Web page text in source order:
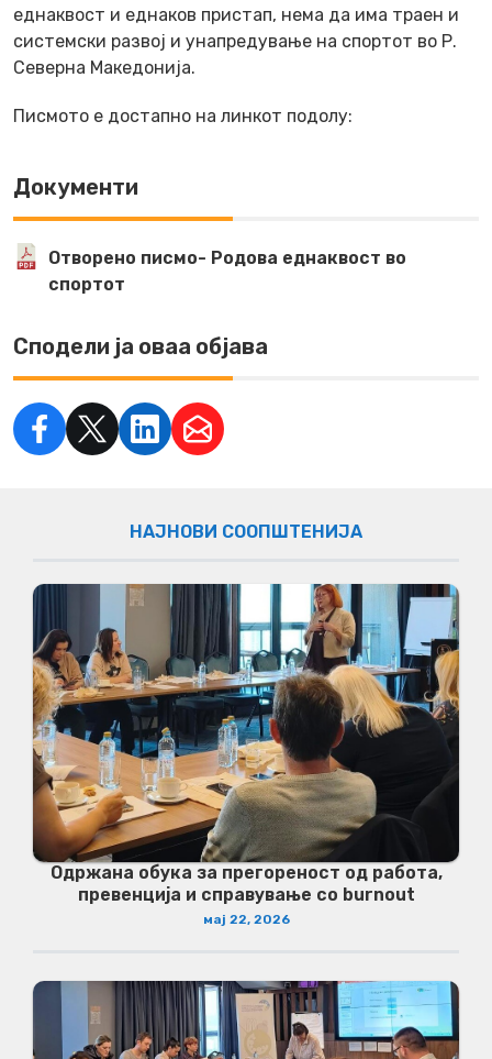
еднаквост и еднаков пристап, нема да има траен и
системски развој и унапредување на спортот во Р.
Северна Македонија.
Писмото е достапно на линкот подолу:
Документи
Отворено писмо- Родова еднаквост во
спортот
Сподели ја оваа објава
НАЈНОВИ СООПШТЕНИЈА
Одржана обука за прегореност од работа,
превенција и справување со burnout
мај 22, 2026